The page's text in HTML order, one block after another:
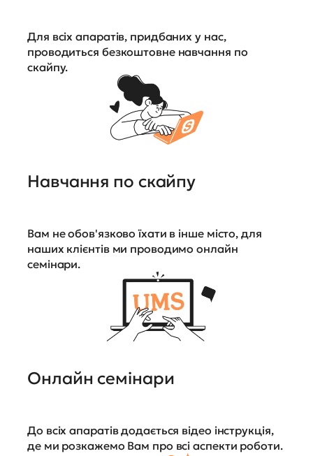
Для всіх апаратів, придбаних у нас,
проводиться безкоштовне навчання по
скайпу.
Навчання по скайпу
Вам не обов'язково їхати в інше місто, для
наших клієнтів ми проводимо онлайн
семінари.
Онлайн семінари
До всіх апаратів додається відео інструкція,
де ми розкажемо Вам про всі аспекти роботи.